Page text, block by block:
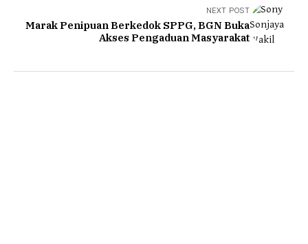
NEXT POST
Marak Penipuan Berkedok SPPG, BGN Buka
Akses Pengaduan Masyarakat